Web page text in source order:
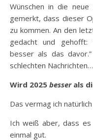
Wünschen in die
gemerkt, dass dieser
zu kommen. An den
gedacht und gehofft:
besser als das
schlechten Nachrichten…
Wird 2025 besserals
Das vermag ich
Ich weiß aber, dass
einmal gut.